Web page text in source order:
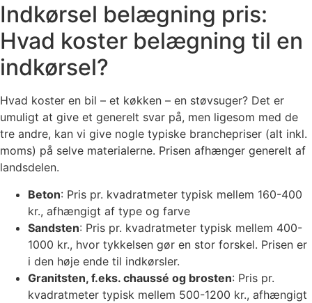
Indkørsel belægning pris:
Hvad koster belægning til en
indkørsel?
Hvad koster en bil – et køkken – en støvsuger? Det er
umuligt at give et generelt svar på, men ligesom med de
tre andre, kan vi give nogle typiske branchepriser (alt inkl.
moms) på selve materialerne. Prisen afhænger generelt af
landsdelen.
Beton: Pris pr. kvadratmeter typisk mellem 160-400
kr., afhængigt af type og farve
Sandsten: Pris pr. kvadratmeter typisk mellem 400-
1000 kr., hvor tykkelsen gør en stor forskel. Prisen er
i den høje ende til indkørsler.
Granitsten, f.eks. chaussé og brosten: Pris pr.
kvadratmeter typisk mellem 500-1200 kr., afhængigt